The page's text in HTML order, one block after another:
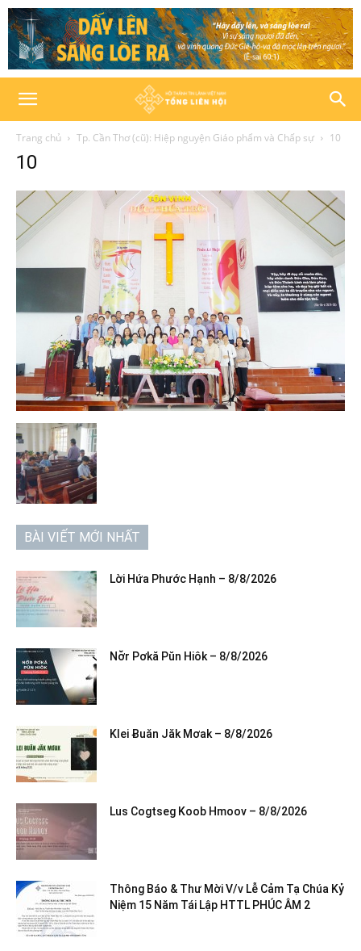
Trang chủ Tp. Cần Thơ (cũ): Hiệp nguyện Giáo phẩm và Chấp sự 10
10
BÀI VIẾT MỚI NHẤT
Lời Hứa Phước Hạnh – 8/8/2026
Nơ̆r Pơkă Pŭn Hiôk – 8/8/2026
Klei Ƀuăn Jăk Mơak – 8/8/2026
Lus Cogtseg Koob Hmoov – 8/8/2026
Thông Báo & Thư Mời V/v Lễ Cảm Tạ Chúa Kỷ
Niệm 15 Năm Tái Lập HTTL PHÚC ÂM 2